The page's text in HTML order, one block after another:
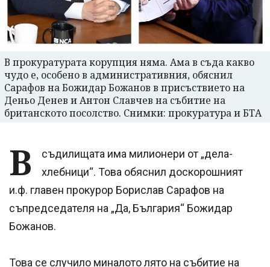
В прокуратурата корупция няма. Ама в съда какво
чудо е, особено в административния, обяснил
Сарафов на Божидар Божанов в присъствието на
Деньо Денев и Антон Славчев на събитие на
британското посолство. Снимки: прокуратура и БТА
В
съдилищата има милионери от „дела-
хлебници“. Това обяснил доскорошният
и.ф. главен прокурор Борислав Сарафов на
съпредседателя на „Да, България“ Божидар
Божанов.
Това се случило миналото лято на събитие на